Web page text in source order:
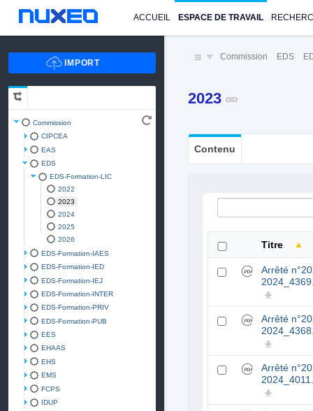
ACCUEIL ESPACE DE TRAVAIL
Commission
CIPCEA
EAS
EDS
EDS-Formation-LIC
2022
2023
2024
2025
2026
EDS-Formation-IAES
EDS-Formation-IED
EDS-Formation-IEJ
EDS-Formation-INTER
EDS-Formation-PRIV
EDS-Formation-PUB
EES
EHAAS
EHS
EMS
FCPS
IDUP
Commission EDS
2023
Contenu
Titre
Arrêté
Arrêté
Arrêté